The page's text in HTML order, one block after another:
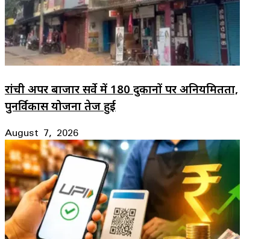
रांची अपर बाजार सर्वे में 180 दुकानों पर अनियमितता,
पुनर्विकास योजना तेज हुई
August 7, 2026